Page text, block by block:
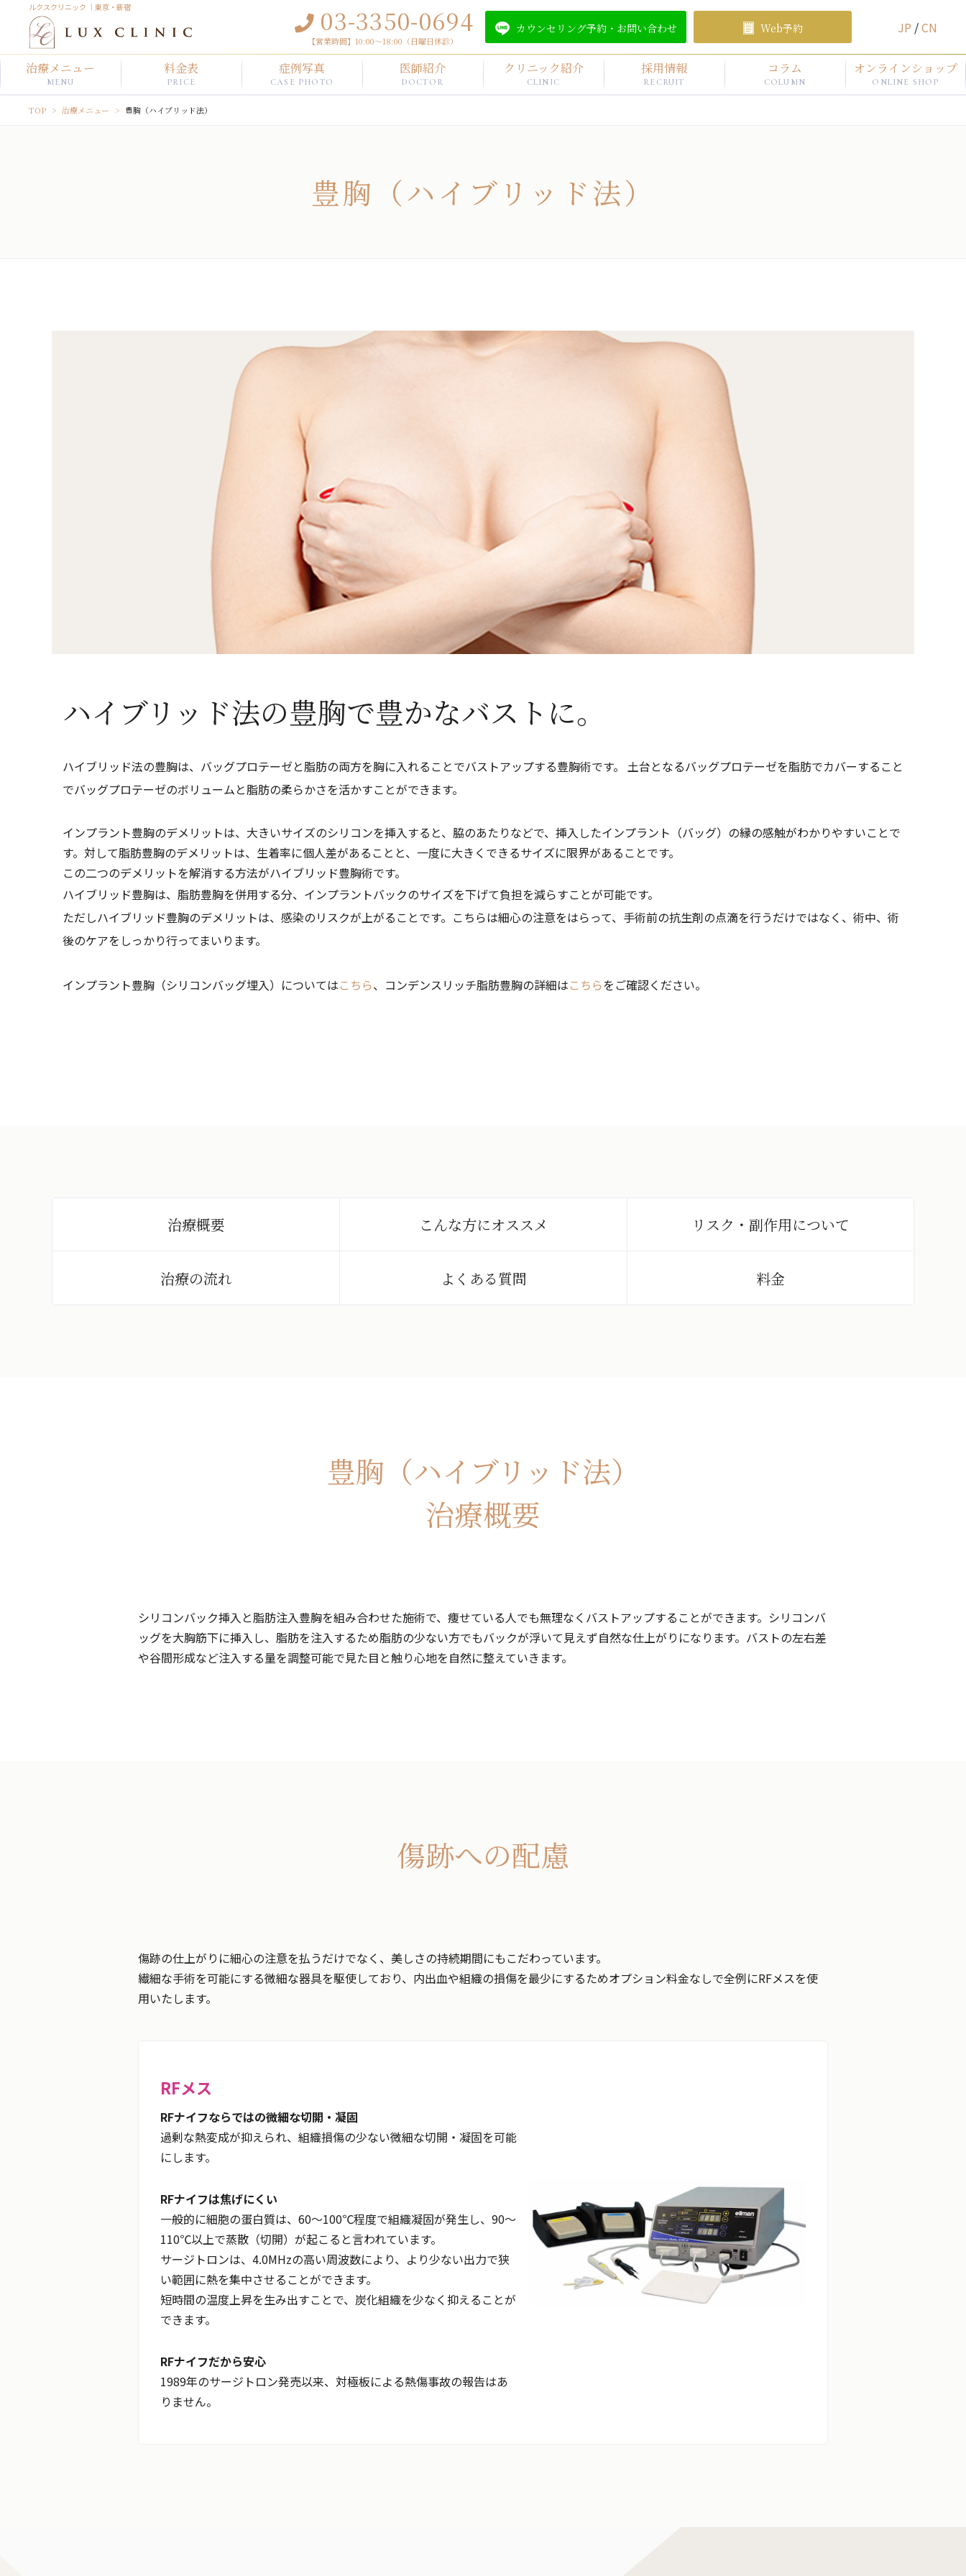
ルクスクリニック ｜東京・新宿 03-3350-0694
【営業時間】10:00～18:00（日曜日休診）
カウンセリング予約・ お問い合わせ Web予約 JP /CN
治療メニュー
MENU
料金表
PRICE
症例写真
CASE PHOTO
医師紹介
DOCTOR
クリニック紹介
CLINIC
採用情報
RECRUIT
コラム
COLUMN
オンラインショップ
ONLINE SHOP
TOP 治療メニュー 豊胸（ハイブリッド法）
豊胸（ハイブリッド法）
ハイブリッド法の豊胸で豊かなバストに。
ハイブリッド法の豊胸は、バッグプロテーゼと脂肪の両方を胸に入れることでバストアップする豊胸術です。 土台となるバッグプロテーゼを脂肪でカバーすること
でバッグプロテーゼのボリュームと脂肪の柔らかさを活かすことができます。
インプラント豊胸のデメリットは、大きいサイズのシリコンを挿入すると、脇のあたりなどで、挿入したインプラント（バッグ）の縁の感触がわかりやすいことで
す。対して脂肪豊胸のデメリットは、生着率に個人差があることと、一度に大きくできるサイズに限界があることです。
この二つのデメリットを解消する方法がハイブリッド豊胸術です。
ハイブリッド豊胸は、脂肪豊胸を併用する分、インプラントバックのサイズを下げて負担を減らすことが可能です。
ただしハイブリッド豊胸のデメリットは、感染のリスクが上がることです。こちらは細心の注意をはらって、手術前の抗生剤の点滴を行うだけではなく、術中、術
後のケアをしっかり行ってまいります。
インプラント豊胸（シリコンバッグ埋入）についてはこちら、コンデンスリッチ脂肪豊胸の詳細はこちらをご確認ください。
治療概要 こんな方にオススメ リスク・副作用について
治療の流れ よくある質問 料金
豊胸（ハイブリッド法）
治療概要
シリコンバック挿入と脂肪注入豊胸を組み合わせた施術で、痩せている人でも無理なくバストアップすることができます。シリコンバ
ッグを大胸筋下に挿入し、脂肪を注入するため脂肪の少ない方でもバックが浮いて見えず自然な仕上がりになります。バストの左右差
や谷間形成など注入する量を調整可能で見た目と触り心地を自然に整えていきます。
傷跡への配慮
傷跡の仕上がりに細心の注意を払うだけでなく、美しさの持続期間にもこだわっています。
繊細な手術を可能にする微細な器具を駆使しており、内出血や組織の損傷を最少にするためオプション料金なしで全例にRFメスを使
用いたします。
RFメス
RFナイフならではの微細な切開・凝固
過剰な熱変成が抑えられ、組織損傷の少ない微細な切開・凝固を可能
にします。
RFナイフは焦げにくい
一般的に細胞の蛋白質は、60～100℃程度で組織凝固が発生し、90～
110℃以上で蒸散（切開）が起こると言われています。
サージトロンは、4.0MHzの高い周波数により、より少ない出力で狭
い範囲に熱を集中させることができます。
短時間の温度上昇を生み出すことで、炭化組織を少なく抑えることが
できます。
RFナイフだから安心
1989年のサージトロン発売以来、対極板による熱傷事故の報告はあ
りません。